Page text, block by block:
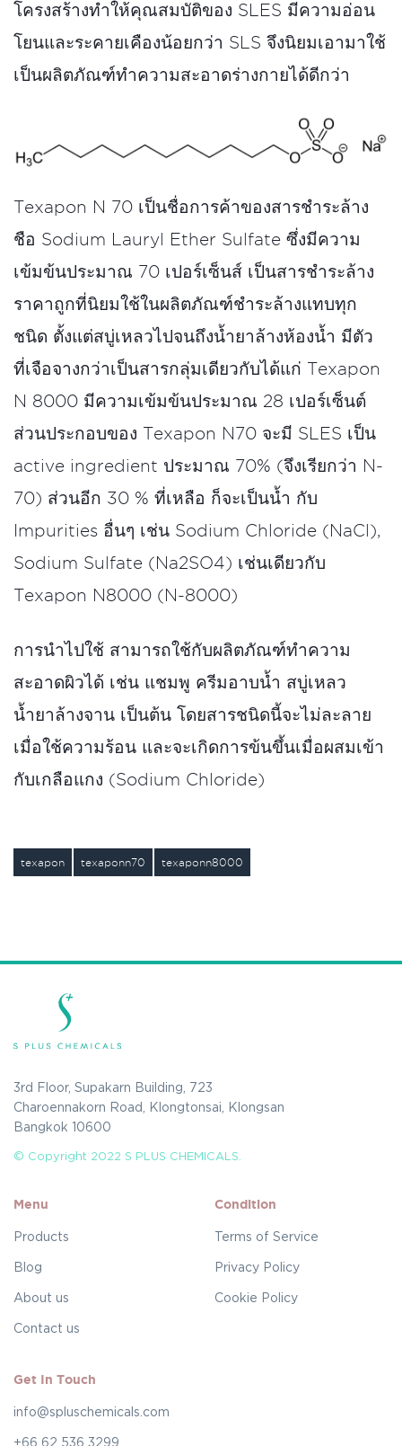
โครงสร้างทำให้คุณสมบัติของ SLES มีความอ่อน
โยนและระคายเคืองน้อยกว่า SLS จึงนิยมเอามาใช้
เป็นผลิตภัณฑ์ทําความสะอาดร่างกายได้ดีกว่า
Texapon N 70 เป็นชื่อการค้าของสารชำระล้าง
ชือ Sodium Lauryl Ether Sulfate ซึ่งมีความ
เข้มข้นประมาณ 70 เปอร์เซ็นส์ เป็นสารชำระล้าง
ราคาถูกที่นิยมใช้ในผลิตภัณฑ์ชำระล้างแทบทุก
ชนิด ตั้งแต่สบู่เหลวไปจนถึงน้ำยาล้างห้องน้ำ มีตัว
ที่เจือจางกว่าเป็นสารกลุ่มเดียวกับได้แก่ Texapon
N 8000 มีความเข้มข้นประมาณ 28 เปอร์เซ็นต์
ส่วนประกอบของ Texapon N70 จะมี SLES เป็น
active ingredient ประมาณ 70% (จึงเรียกว่า N-
70) ส่วนอีก 30 % ที่เหลือ ก็จะเป็นน้ำ กับ
Impurities อื่นๆ เช่น Sodium Chloride (NaCl),
Sodium Sulfate (Na2SO4) เช่นเดียวกับ
Texapon N8000 (N-8000)
การนำไปใช้ สามารถใช้กับผลิตภัณฑ์ทำความ
สะอาดผิวได้ เช่น แชมพู ครีมอาบน้ำ สบู่เหลว
น้ำยาล้างจาน เป็นต้น โดยสารชนิดนี้จะไม่ละลาย
เมื่อใช้ความร้อน และจะเกิดการข้นขึ้นเมื่อผสมเข้า
กับเกลือแกง (Sodium Chloride)
texapon texaponn70 texaponn8000
3rd Floor, Supakarn Building, 723
Charoennakorn Road, Klongtonsai, Klongsan
Bangkok 10600
© Copyright 2022 S PLUS CHEMICALS.
Menu
Products
Blog
About us
Contact us
Condition
Terms of Service
Privacy Policy
Cookie Policy
Get In Touch
info@spluschemicals.com